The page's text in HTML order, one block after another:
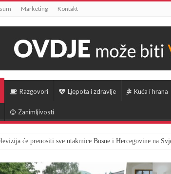
Marketing Kontakt
Razgovori Ljepota i zdravlje Kuća i hrana
Zanimljivosti
će prenositi sve utakmice Bosne i Hercegovine na